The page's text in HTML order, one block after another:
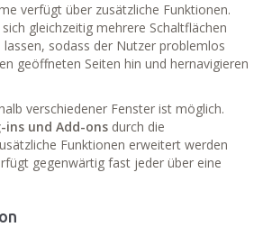
verfügt über zusätzliche Funktionen.
gleichzeitig mehrere Schaltflächen
sodass der Nutzer problemlos
geöffneten Seiten hin und hernavigieren
verschiedener Fenster ist möglich.
ins und Add-ons durch die
Funktionen erweitert werden
gegenwärtig fast jeder über eine